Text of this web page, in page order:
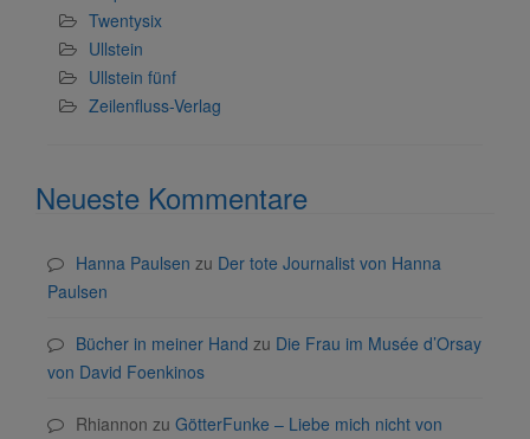
Twentysix
Ullstein
Ullstein fünf
Zeilenfluss-Verlag
Neueste Kommentare
Hanna Paulsen zu Der tote Journalist von Hanna
Paulsen
Bücher in meiner Hand zu Die Frau im Musée d’Orsay
von David Foenkinos
Rhiannon zu GötterFunke – Liebe mich nicht von